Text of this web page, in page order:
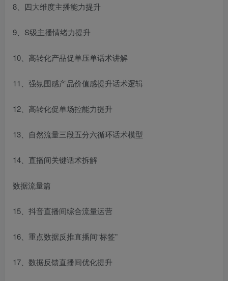
8、四大维度主播能力提升
9、S级主播情绪力提升
10、高转化产品促单压单话术讲解
11、强氛围感产品价值感提升话术逻辑
12、高转化促单场控能力提升
13、自然流量三段五分六循环话术模型
14、直播间关键话术拆解
数据流量篇
15、抖音直播间综合流量运营
16、重点数据反推直播间“标签”
17、数据反馈直播间优化提升